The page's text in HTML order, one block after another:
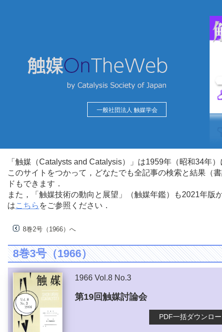
一般社団法人 触媒学会
「触媒（Catalysts and Catalysis）」は1959年（昭和34年
このサイトをつかって，どなたでも全記事の検索と結果（
ドもできます．
また，「触媒技術の動向と展望」（触媒年鑑）も2021年
はこちら をご参照ください．
8巻2号（1966）へ
8巻3号（1966）
1966 Vol.8 No.3
第19回触媒討論会
PDF一括ダウンロ